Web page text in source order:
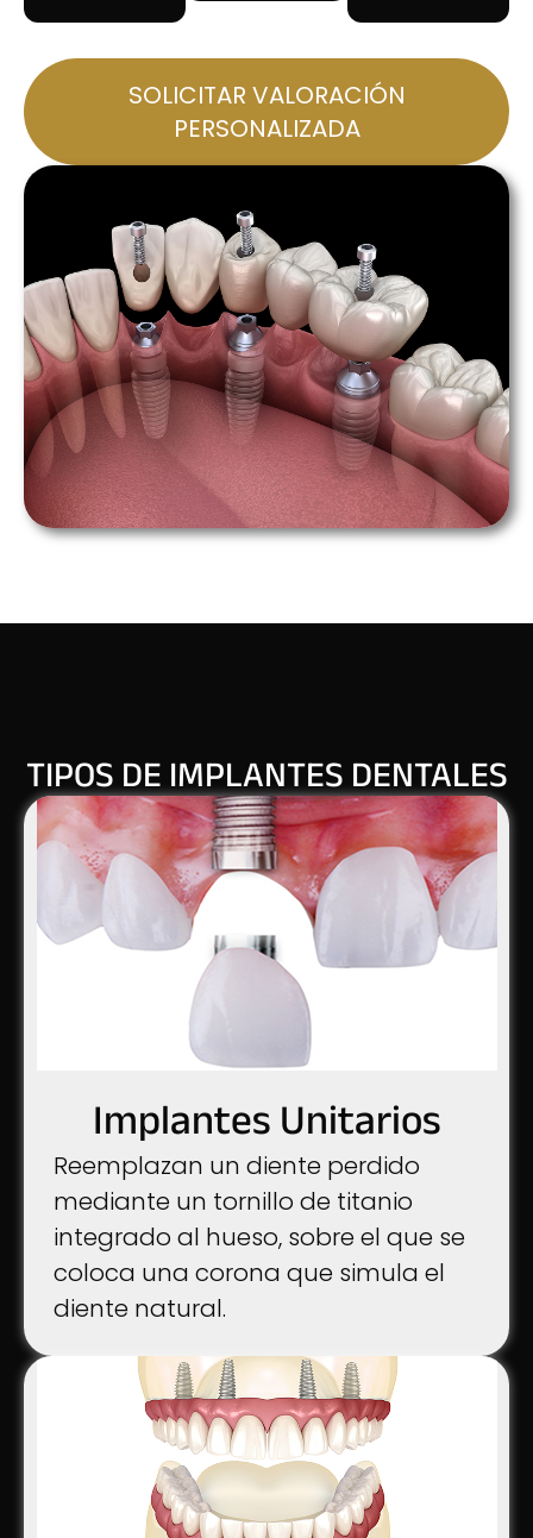
SOLICITAR VALORACIÓN
PERSONALIZADA
TIPOS DE IMPLANTES DENTALES
Implantes Unitarios
Reemplazan un diente perdido
mediante un tornillo de titanio
integrado al hueso, sobre el que se
coloca una corona que simula el
diente natural.